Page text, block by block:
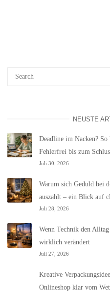
NEUSTE
Deadline im Nacken?
Fehlerfrei bis zum
Juli 30, 2026
Warum sich Geduld bei
auszahlt – ein Blick auf
Juli 28, 2026
Wenn Technik den
wirklich verändert
Juli 27, 2026
Kreative
Onlineshop klar vom